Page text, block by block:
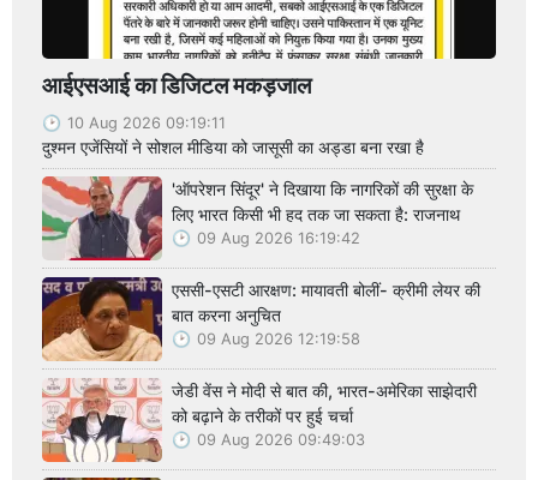
आईएसआई का डिजिटल मकड़जाल
10 Aug 2026 09:19:11
दुश्मन एजेंसियों ने सोशल मीडिया को जासूसी का अड्डा बना रखा है
'ऑपरेशन सिंदूर' ने दिखाया कि नागरिकों की सुरक्षा के
लिए भारत किसी भी हद तक जा सकता है: राजनाथ
09 Aug 2026 16:19:42
एससी-एसटी आरक्षण: मायावती बोलीं- क्रीमी लेयर की
बात करना अनुचित
09 Aug 2026 12:19:58
जेडी वेंस ने मोदी से बात की, भारत-अमेरिका साझेदारी
को बढ़ाने के तरीकों पर हुई चर्चा
09 Aug 2026 09:49:03